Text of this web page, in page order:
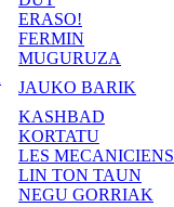
ERASO!
FERMIN
MUGURUZA
JAUKO BARIK
KASHBAD
KORTATU
LES MECANICIENS
LIN TON TAUN
NEGU GORRIAK